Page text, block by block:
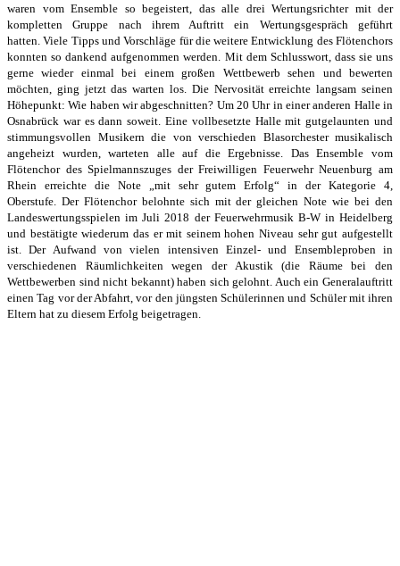
waren vom Ensemble so begeistert, das alle drei Wertungsrichter mit der
kompletten Gruppe nach ihrem Auftritt ein Wertungsgespräch geführt
hatten.Viele Tipps und Vorschläge für die weitere Entwicklung des Flötenchors
konnten sodankend aufgenommen werden. Mit dem Schlusswort, dass sie uns
gerne wieder einmal bei einem großen Wettbewerbsehen und bewerten
möchten, ging jetzt das warten los. Die Nervosität erreichte langsam seinen
Höhepunkt: Wie haben wir abgeschnitten? Um 20 Uhr in einer anderen Halle in
Osnabrück war es dann soweit. Eine vollbesetzte Halle mit gutgelaunten und
stimmungsvollen Musikern die von verschieden Blasorchester musikalisch
angeheizt wurden, warteten alle auf die Ergebnisse. Das Ensemble vom
Flötenchor des Spielmannszuges der Freiwilligen Feuerwehr Neuenburg am
Rhein erreichte die Note „mit sehr gutem Erfolg“ in der Kategorie 4,
Oberstufe. Der Flötenchor belohnte sich mit der gleichen Note wie bei den
Landeswertungsspielen im Juli 2018 der Feuerwehrmusik B-W in Heidelberg
und bestätigte wiederum das er mit seinem hohen Niveau sehr gut aufgestellt
ist. Der Aufwand von vielen intensiven Einzel- und Ensembleproben in
verschiedenen Räumlichkeiten wegen der Akustik (die Räume bei den
Wettbewerben sind nicht bekannt) haben sich gelohnt. Auch ein Generalauftritt
einen Tag vor der Abfahrt, vor den jüngsten Schülerinnen und Schüler mit ihren
Eltern hat zu diesem Erfolg beigetragen.